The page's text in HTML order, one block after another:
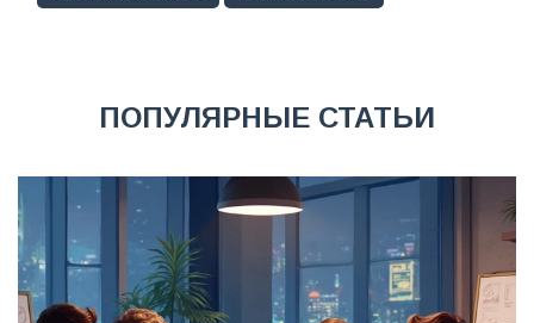
ПОПУЛЯРНЫЕ СТАТЬИ